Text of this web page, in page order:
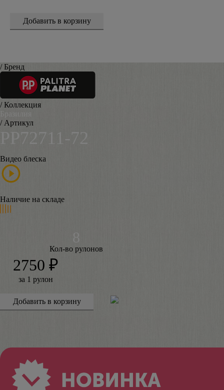
/ Бренд
/ Коллекция
/ Артикул
PP72711-72
Видео блеска
Наличие на складе
Кол-во рулонов
2750 ₽
за 1 рулон